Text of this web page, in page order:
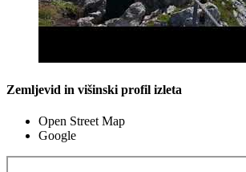
Zemljevid in višinski profil izleta
Open Street Map
Google